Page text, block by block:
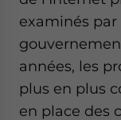
examinés
années, les
plus en plus
en place des